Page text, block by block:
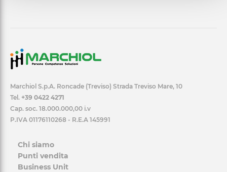
Marchiol S.p.A. Roncade (Treviso) Strada Treviso Mare, 10
Tel. +39 0422 4271
Cap. soc. 18.000.000,00 i.v
P.IVA 01176110268 - R.E.A 145991
Chi siamo
Punti vendita
Business Unit